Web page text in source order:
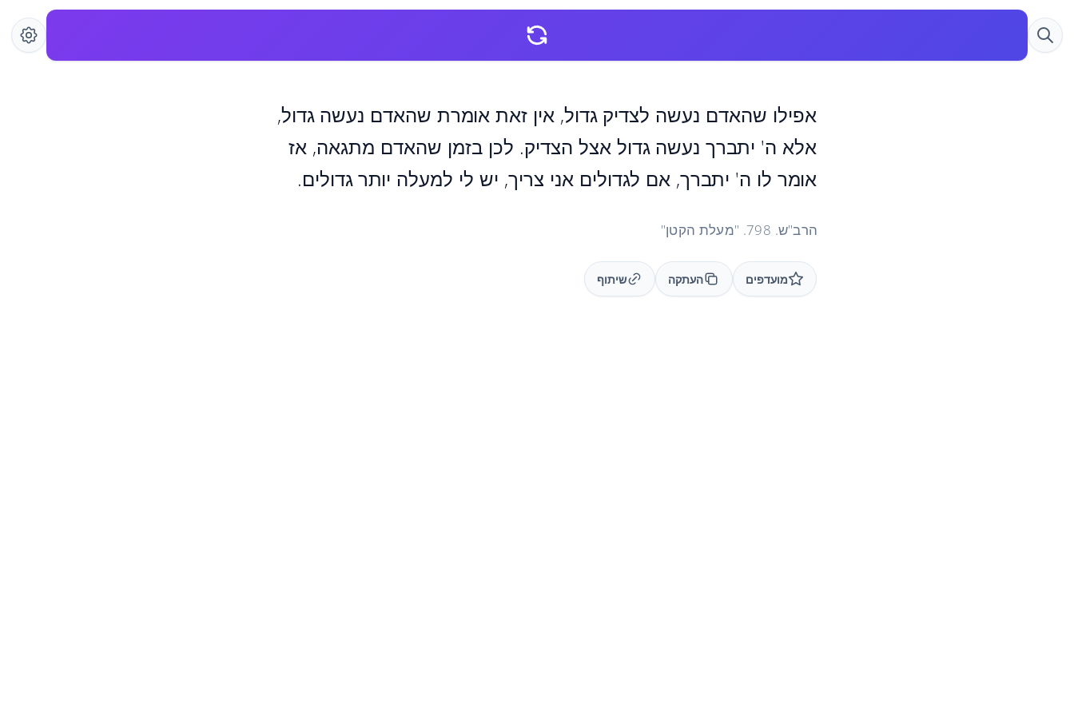
אפילו שהאדם נעשה לצדיק גדול, אין זאת אומרת שהאדם נעשה גדול,
אלא ה' יתברך נעשה גדול אצל הצדיק. לכן בזמן שהאדם מתגאה, אז
אומר לו ה' יתברך, אם לגדולים אני צריך, יש לי למעלה יותר גדולים.
הרב"ש. 798. "מעלת הקטן"
מועדפים העתקה שיתוף